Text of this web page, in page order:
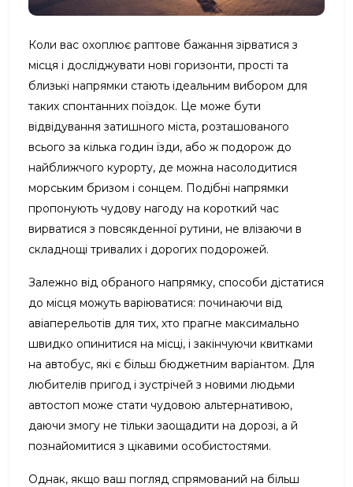
Коли вас охоплює раптове бажання зірватися з
місця і досліджувати нові горизонти, прості та
близькі напрямки стають ідеальним вибором для
таких спонтанних поїздок. Це може бути
відвідування затишного міста, розташованого
всього за кілька годин їзди, або ж подорож до
найближчого курорту, де можна насолодитися
морським бризом і сонцем. Подібні напрямки
пропонують чудову нагоду на короткий час
вирватися з повсякденної рутини, не влізаючи в
складнощі тривалих і дорогих подорожей.
Залежно від обраного напрямку, способи дістатися
до місця можуть варіюватися: починаючи від
авіаперельотів для тих, хто прагне максимально
швидко опинитися на місці, і закінчуючи квитками
на автобус, які є більш бюджетним варіантом. Для
любителів пригод і зустрічей з новими людьми
автостоп може стати чудовою альтернативою,
даючи змогу не тільки заощадити на дорозі, а й
познайомитися з цікавими особистостями.
Однак, якщо ваш погляд спрямований на більш